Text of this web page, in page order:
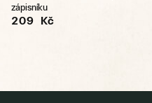
zápisníku
209 Kč